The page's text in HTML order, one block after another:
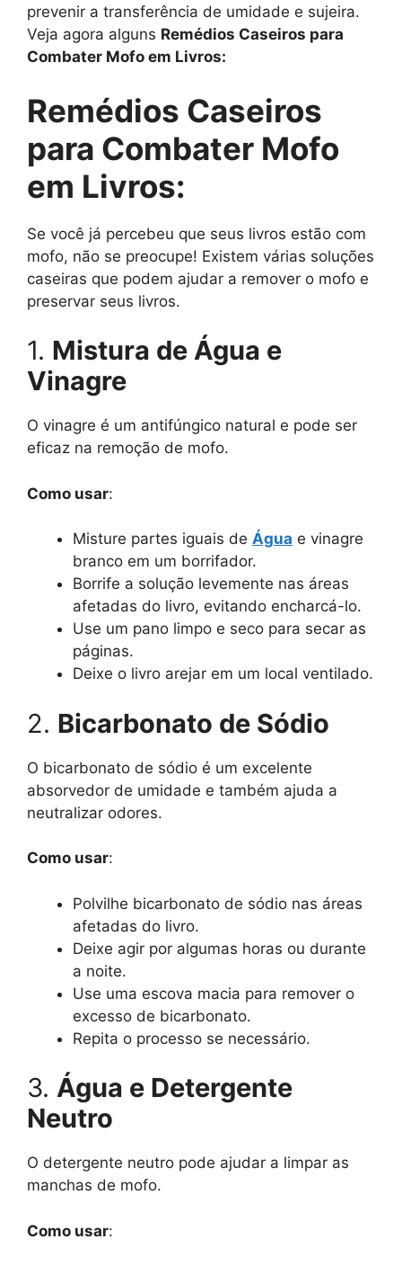
prevenir a transferência de umidade e sujeira.
Veja agora alguns Remédios Caseiros para
Combater Mofo em Livros:
Remédios Caseiros
para Combater Mofo
em Livros:
Se você já percebeu que seus livros estão com
mofo, não se preocupe! Existem várias soluções
caseiras que podem ajudar a remover o mofo e
preservar seus livros.
1. Mistura de Água e
Vinagre
O vinagre é um antifúngico natural e pode ser
eficaz na remoção de mofo.
Como usar:
Misture partes iguais de Água e vinagre
branco em um borrifador.
Borrife a solução levemente nas áreas
afetadas do livro, evitando encharcá-lo.
Use um pano limpo e seco para secar as
páginas.
Deixe o livro arejar em um local ventilado.
2. Bicarbonato de Sódio
O bicarbonato de sódio é um excelente
absorvedor de umidade e também ajuda a
neutralizar odores.
Como usar:
Polvilhe bicarbonato de sódio nas áreas
afetadas do livro.
Deixe agir por algumas horas ou durante
a noite.
Use uma escova macia para remover o
excesso de bicarbonato.
Repita o processo se necessário.
3. Água e Detergente
Neutro
O detergente neutro pode ajudar a limpar as
manchas de mofo.
Como usar: